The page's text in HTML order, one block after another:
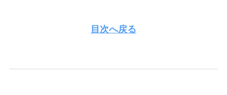
目次へ戻る